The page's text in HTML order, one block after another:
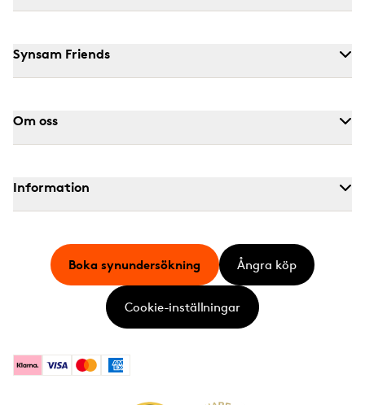
Synsam Friends
Om oss
Information
KlarnaVisa MastercardAmerican Express
Boka synundersökning Ångra köp
Cookie-inställningar